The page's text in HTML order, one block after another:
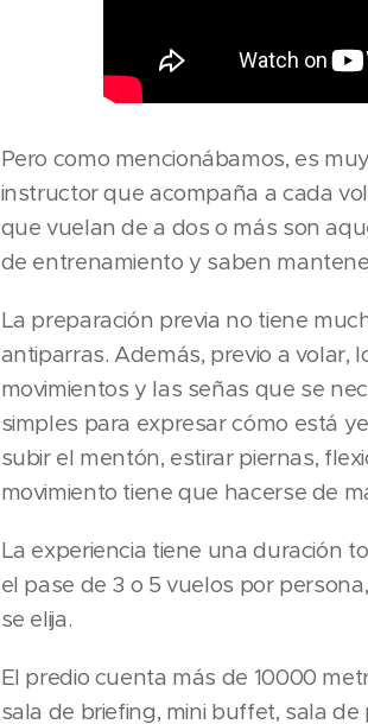
Pero como mencionábamos, es
instructor que acompaña a cada
que vuelan de a dos o más son
de entrenamiento y saben
La preparación previa no tiene
antiparras. Además, previo a
movimientos y las señas que se
simples para expresar cómo está
subir el mentón, estirar piernas,
movimiento tiene que hacerse de
La experiencia tiene una duración
el pase de 3 o 5 vuelos por
se elija.
El predio cuenta más de 10000
sala de briefing, mini buffet, sala